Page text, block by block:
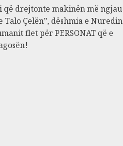
që drejtonte makinën më ngjau
Talo Çelën”, dëshmia e Nuredin
flet për PERSONAT që e